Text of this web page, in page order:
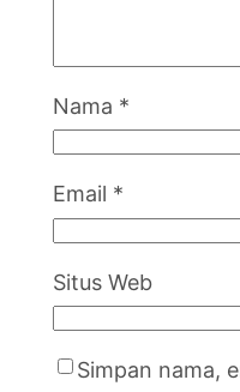
Nama *
Email *
Situs Web
Simpan nama,